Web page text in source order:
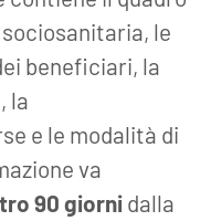
le
beneficiari, la
la
e le modalità di
va
90 giorni dalla